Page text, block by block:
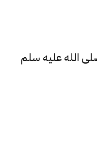
الله عليه سلم